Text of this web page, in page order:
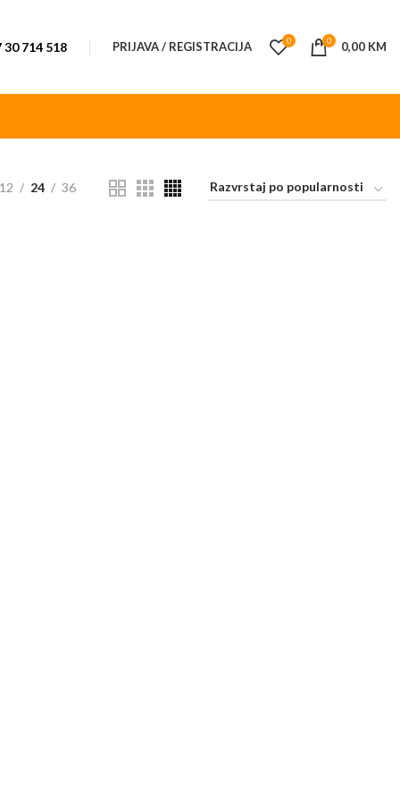
30 714 518 PRIJAVA / REGISTRACIJA 0 0 0,00 KM
12 24 36